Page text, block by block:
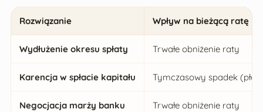
Rozwiązanie Wpływ na bieżącą ratę
Wydłużenie okresu spłaty Trwałe obniżenie raty
Karencja w spłacie kapitału Tymczasowy spadek
Negocjacja marży banku Trwałe obniżenie raty